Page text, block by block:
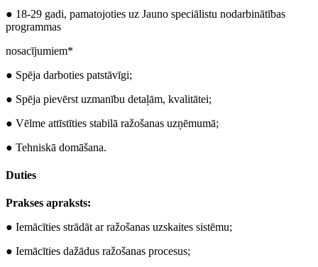
● 18-29 gadi, pamatojoties uz Jauno speciālistu nodarbinātības
programmas
nosacījumiem*
● Spēja darboties patstāvīgi;
● Spēja pievērst uzmanību detaļām, kvalitātei;
● Vēlme attīstīties stabilā ražošanas uzņēmumā;
● Tehniskā domāšana.
Duties
Prakses apraksts:
● Iemācīties strādāt ar ražošanas uzskaites sistēmu;
● Iemācīties dažādus ražošanas procesus;